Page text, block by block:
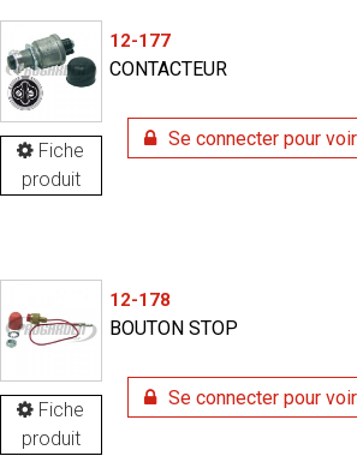
Fiche
produit
12-177
CONTACTEUR
Se connecter pour
Fiche
produit
12-178
BOUTON STOP
Se connecter pour